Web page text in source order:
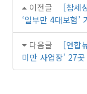
이전글
[참세
‘일부만 4대보험’
다음글
[연합
미만 사업장' 27